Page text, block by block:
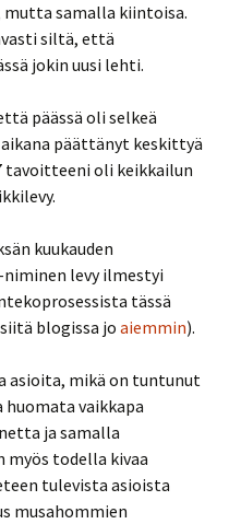
samalla kiintoisa.
siltä, että
jokin uusi lehti.
päässä oli selkeä
päättänyt keskittyä
tavoitteeni oli keikkailun
kuukauden
-niminen levy ilmestyi
tässä
blogissa jo aiemmin).
asioita, mikä on tuntunut
vaikkapa
ja samalla
myös todella kivaa
tulevista asioista
musahommien